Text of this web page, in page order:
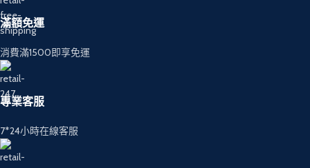
滿額免運
消費滿1500即享免運
專業客服
7*24小時在線客服